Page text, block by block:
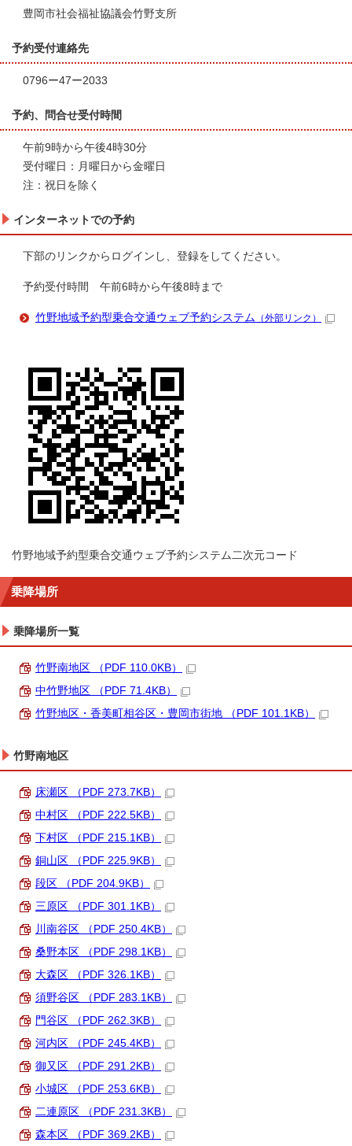
豊岡市社会福祉協議会竹野支所
予約受付連絡先
0796ー47ー2033
予約、問合せ受付時間
午前9時から午後4時30分
受付曜日：月曜日から金曜日
注：祝日を除く
インターネットでの予約
下部のリンクからログインし、登録をしてください。
予約受付時間 午前6時から午後8時まで
竹野地域予約型乗合交通ウェブ予約システム （外部リンク）
竹野地域予約型乗合交通ウェブ予約システム二次元コード
乗降場所
乗降場所一覧
竹野南地区 （PDF 110.0KB）
中竹野地区 （PDF 71.4KB）
竹野地区・香美町相谷区・豊岡市街地 （PDF 101.1KB）
竹野南地区
床瀬区 （PDF 273.7KB）
中村区 （PDF 222.5KB）
下村区 （PDF 215.1KB）
銅山区 （PDF 225.9KB）
段区 （PDF 204.9KB）
三原区 （PDF 301.1KB）
川南谷区 （PDF 250.4KB）
桑野本区 （PDF 298.1KB）
大森区 （PDF 326.1KB）
須野谷区 （PDF 283.1KB）
門谷区 （PDF 262.3KB）
河内区 （PDF 245.4KB）
御又区 （PDF 291.2KB）
小城区 （PDF 253.6KB）
二連原区 （PDF 231.3KB）
森本区 （PDF 369.2KB）